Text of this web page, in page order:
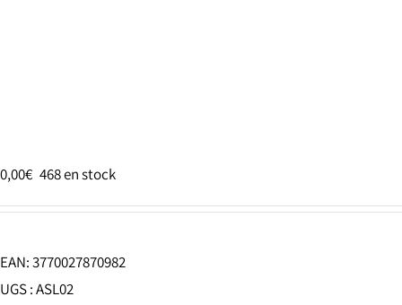
0,00€ 468 en stock
EAN:3770027870982
UGS :ASL02